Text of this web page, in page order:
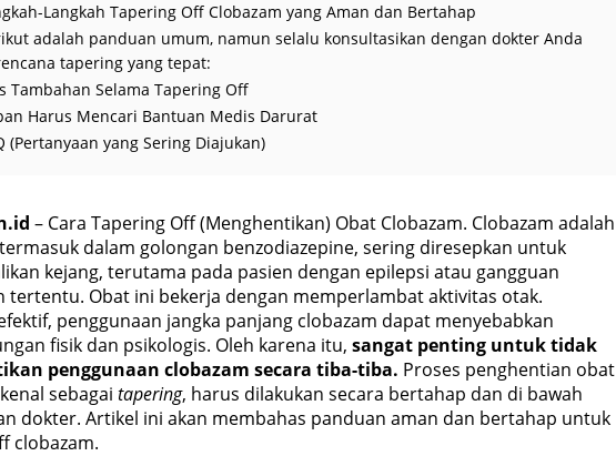
Langkah Tapering Off Clobazam yang Aman dan Bertahap
adalah panduan umum, namun selalu konsultasikan dengan dokter Anda
tapering yang tepat:
Tambahan Selama Tapering Off
Harus Mencari Bantuan Medis Darurat
(Pertanyaan yang Sering Diajukan)
– Cara Tapering Off (Menghentikan) Obat Clobazam. Clobazam adalah
dalam golongan benzodiazepine, sering diresepkan untuk
kejang, terutama pada pasien dengan epilepsi atau gangguan
tertentu. Obat ini bekerja dengan memperlambat aktivitas otak.
penggunaan jangka panjang clobazam dapat menyebabkan
fisik dan psikologis. Oleh karena itu, sangat penting untuk tidak
penggunaan clobazam secara tiba-tiba. Proses penghentian obat
sebagai tapering, harus dilakukan secara bertahap dan di bawah
dokter. Artikel ini akan membahas panduan aman dan bertahap untuk
clobazam.